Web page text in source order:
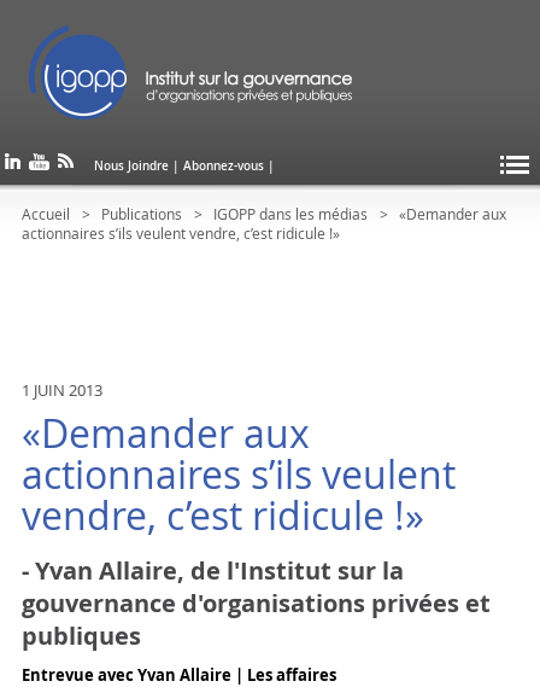
Nous Joindre |Abonnez-vous |
Accueil Publications IGOPP dans les médias
«Demander aux
actionnaires s’ils veulent vendre, c’est ridicule !»
1 JUIN 2013
«Demander aux
actionnaires s’ils veulent
vendre, c’est ridicule !»
- Yvan Allaire, de l'Institut sur la
gouvernance d'organisations privées et
publiques
Entrevue avec Yvan Allaire | Les affaires